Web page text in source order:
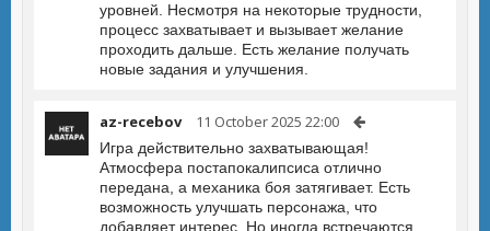
уровней. Несмотря на некоторые трудности,
процесс захватывает и вызывает желание
проходить дальше. Есть желание получать
новые задания и улучшения.
az-recebov 11 October 2025 22:00
Игра действительно захватывающая!
Атмосфера постапокалипсиса отлично
передана, а механика боя затягивает. Есть
возможность улучшать персонажа, что
добавляет интерес. Но иногда встречаются